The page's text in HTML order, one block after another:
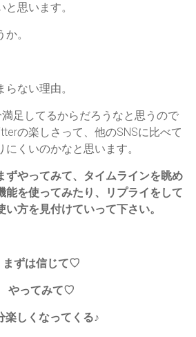
思います。
。
ない理由。
足してるからだろうなと思うので
の楽しさって、他のSNSに比べて
くいのかなと思います。
ずやってみて、タイムラインを眺め
能を使ってみたり、リプライをして
方を見付けていって下さい。
まずは信じて♡
やってみて♡
楽しくなってくる♪